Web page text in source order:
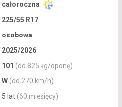
całoroczna
225/55 R17
osobowa
2025/2026
101 (do 825 kg/oponę)
W (do 270 km/h)
5 lat (60 miesięcy)